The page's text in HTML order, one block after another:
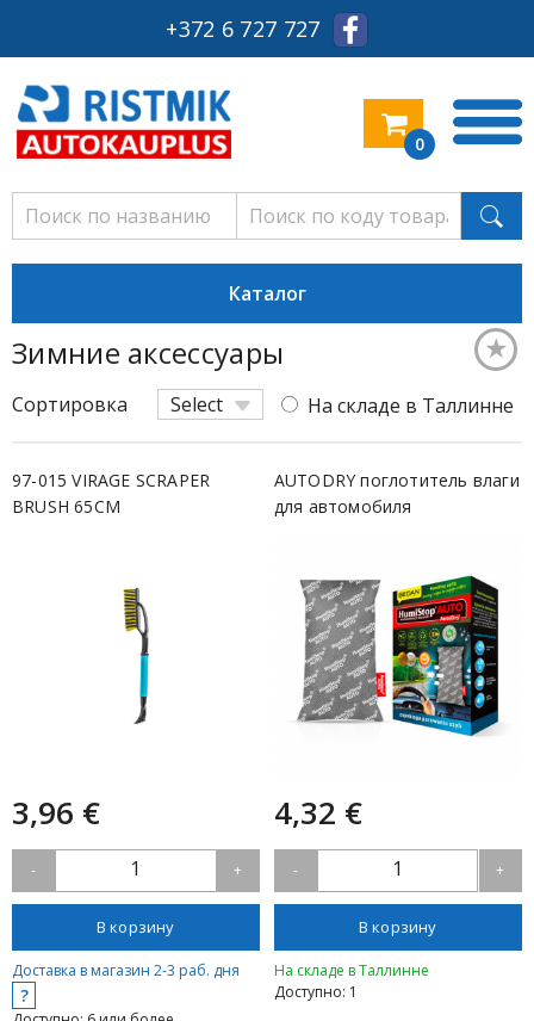
+372 6 727 727
0
Каталог
Зимние аксессуары
Сортировка Select На складе в Таллинне
97-015 VIRAGE SCRAPER
BRUSH 65CM
3,96 €
- 1 +
В корзину
Доставка в магазин 2-3 раб. дня
?
★
AUTODRY поглотитель влаги
для автомобиля
4,32 €
- 1 +
В корзину
На складе в Таллинне
Доступно: 1